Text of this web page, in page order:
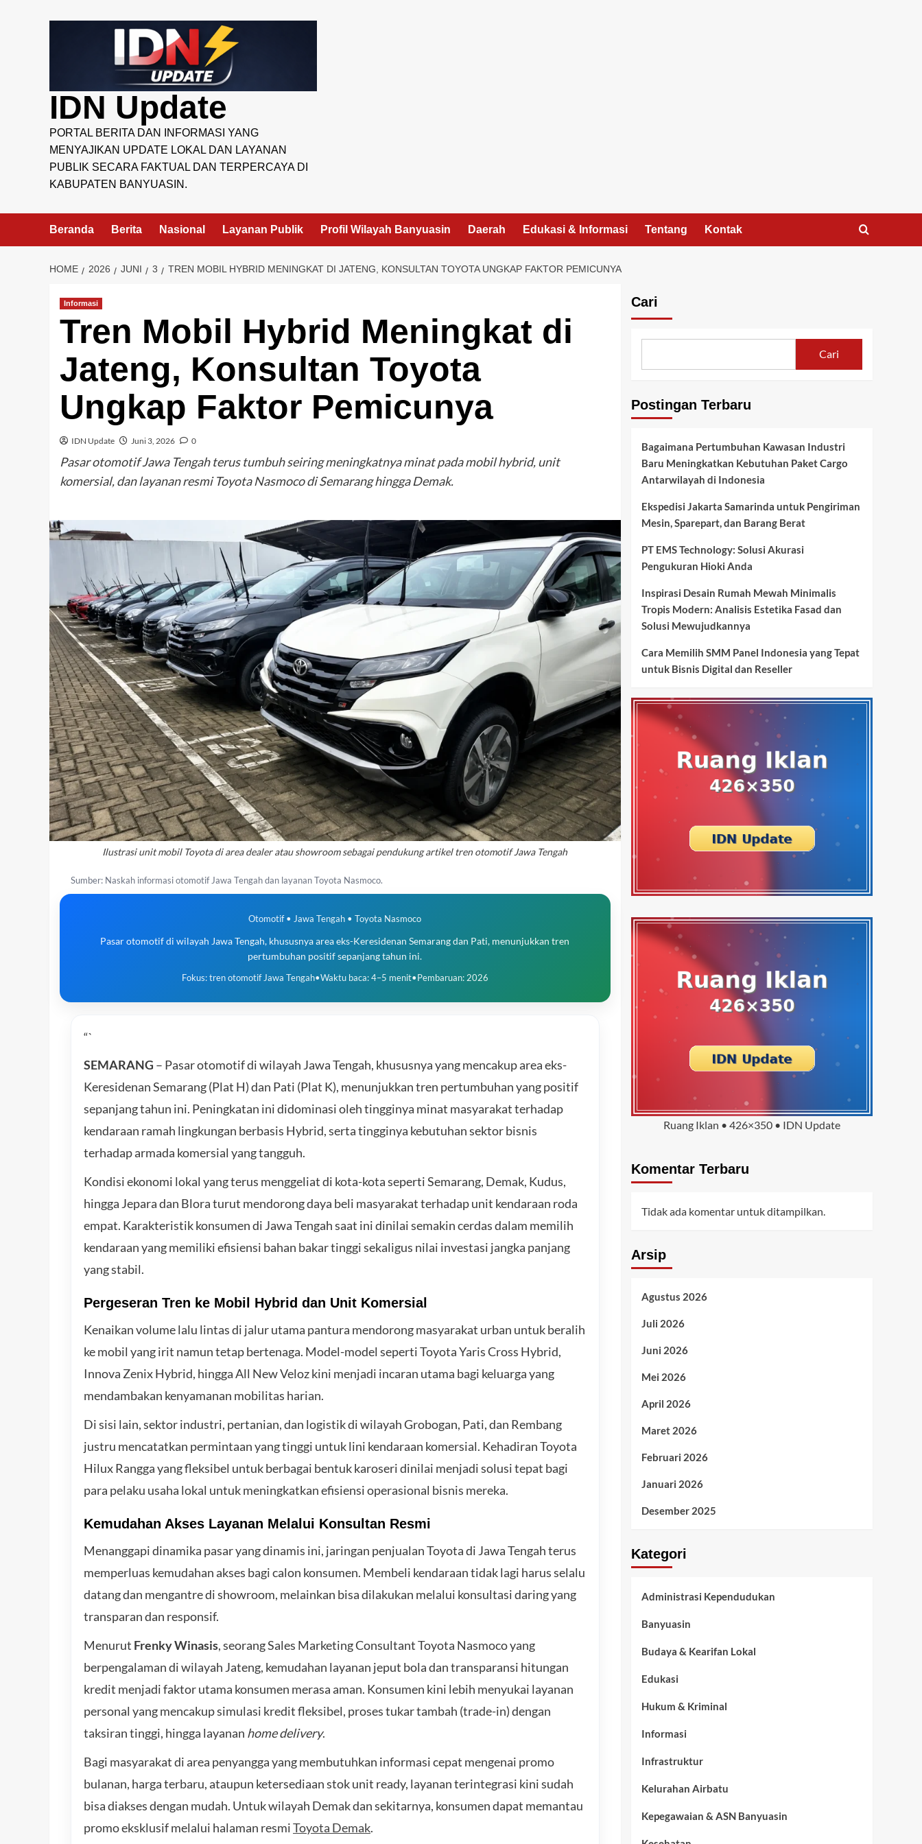
IDN Update
PORTAL BERITA DAN INFORMASI YANG
MENYAJIKAN UPDATE LOKAL DAN LAYANAN
PUBLIK SECARA FAKTUAL DAN TERPERCAYA DI
KABUPATEN BANYUASIN.
Beranda Berita Nasional Layanan Publik Profil Wilayah Banyuasin Daerah Edukasi & Informasi Tentang Kontak
HOME 2026 JUNI 3 TREN MOBIL HYBRID MENINGKAT DI JATENG, KONSULTAN TOYOTA UNGKAP FAKTOR PEMICUNYA
Informasi
Tren Mobil Hybrid Meningkat di
Jateng, Konsultan Toyota
Ungkap Faktor Pemicunya
IDN Update Juni 3, 2026 0
Pasar otomotif Jawa Tengah terus tumbuh seiring meningkatnya minat pada mobil hybrid, unit
komersial, dan layanan resmi Toyota Nasmoco di Semarang hingga Demak.
Ilustrasi unit mobil Toyota di area dealer atau showroom sebagai pendukung artikel tren otomotif Jawa Tengah
Sumber: Naskah informasi otomotif Jawa Tengah dan layanan Toyota Nasmoco.
Otomotif • Jawa Tengah • Toyota Nasmoco
Pasar otomotif di wilayah Jawa Tengah, khususnya area eks-Keresidenan Semarang dan Pati, menunjukkan tren
pertumbuhan positif sepanjang tahun ini.
Fokus: tren otomotif Jawa Tengah•Waktu baca: 4–5 menit•Pembaruan: 2026
“`
SEMARANG – Pasar otomotif di wilayah Jawa Tengah, khususnya yang mencakup area eks-
Keresidenan Semarang (Plat H) dan Pati (Plat K), menunjukkan tren pertumbuhan yang positif
sepanjang tahun ini. Peningkatan ini didominasi oleh tingginya minat masyarakat terhadap
kendaraan ramah lingkungan berbasis Hybrid, serta tingginya kebutuhan sektor bisnis
terhadap armada komersial yang tangguh.
Kondisi ekonomi lokal yang terus menggeliat di kota-kota seperti Semarang, Demak, Kudus,
hingga Jepara dan Blora turut mendorong daya beli masyarakat terhadap unit kendaraan roda
empat. Karakteristik konsumen di Jawa Tengah saat ini dinilai semakin cerdas dalam memilih
kendaraan yang memiliki efisiensi bahan bakar tinggi sekaligus nilai investasi jangka panjang
yang stabil.
Pergeseran Tren ke Mobil Hybrid dan Unit Komersial
Kenaikan volume lalu lintas di jalur utama pantura mendorong masyarakat urban untuk beralih
ke mobil yang irit namun tetap bertenaga. Model-model seperti Toyota Yaris Cross Hybrid,
Innova Zenix Hybrid, hingga All New Veloz kini menjadi incaran utama bagi keluarga yang
mendambakan kenyamanan mobilitas harian.
Di sisi lain, sektor industri, pertanian, dan logistik di wilayah Grobogan, Pati, dan Rembang
justru mencatatkan permintaan yang tinggi untuk lini kendaraan komersial. Kehadiran Toyota
Hilux Rangga yang fleksibel untuk berbagai bentuk karoseri dinilai menjadi solusi tepat bagi
para pelaku usaha lokal untuk meningkatkan efisiensi operasional bisnis mereka.
Kemudahan Akses Layanan Melalui Konsultan Resmi
Menanggapi dinamika pasar yang dinamis ini, jaringan penjualan Toyota di Jawa Tengah terus
memperluas kemudahan akses bagi calon konsumen. Membeli kendaraan tidak lagi harus selalu
datang dan mengantre di showroom, melainkan bisa dilakukan melalui konsultasi daring yang
transparan dan responsif.
Menurut Frenky Winasis, seorang Sales Marketing Consultant Toyota Nasmoco yang
berpengalaman di wilayah Jateng, kemudahan layanan jeput bola dan transparansi hitungan
kredit menjadi faktor utama konsumen merasa aman. Konsumen kini lebih menyukai layanan
personal yang mencakup simulasi kredit fleksibel, proses tukar tambah (trade-in) dengan
taksiran tinggi, hingga layanan home delivery.
Bagi masyarakat di area penyangga yang membutuhkan informasi cepat mengenai promo
bulanan, harga terbaru, ataupun ketersediaan stok unit ready, layanan terintegrasi kini sudah
bisa diakses dengan mudah. Untuk wilayah Demak dan sekitarnya, konsumen dapat memantau
promo eksklusif melalui halaman resmiToyota Demak.
Cari
Cari
Postingan Terbaru
Bagaimana Pertumbuhan Kawasan Industri
Baru Meningkatkan Kebutuhan Paket Cargo
Antarwilayah di Indonesia
Ekspedisi Jakarta Samarinda untuk Pengiriman
Mesin, Sparepart, dan Barang Berat
PT EMS Technology: Solusi Akurasi
Pengukuran Hioki Anda
Inspirasi Desain Rumah Mewah Minimalis
Tropis Modern: Analisis Estetika Fasad dan
Solusi Mewujudkannya
Cara Memilih SMM Panel Indonesia yang Tepat
untuk Bisnis Digital dan Reseller
Ruang Iklan • 426×350 • IDN Update
Komentar Terbaru
Tidak ada komentar untuk ditampilkan.
Arsip
Agustus 2026
Juli 2026
Juni 2026
Mei 2026
April 2026
Maret 2026
Februari 2026
Januari 2026
Desember 2025
Kategori
Administrasi Kependudukan
Banyuasin
Budaya & Kearifan Lokal
Edukasi
Hukum & Kriminal
Informasi
Infrastruktur
Kelurahan Airbatu
Kepegawaian & ASN Banyuasin